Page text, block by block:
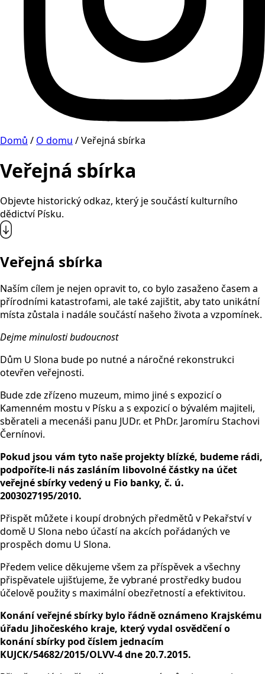
Domů / O domu /Veřejná sbírka
Veřejná sbírka
Objevte historický odkaz, který je součástí kulturního
dědictví Písku.
Veřejná sbírka
Naším cílem je nejen opravit to, co bylo zasaženo časem a
přírodními katastrofami, ale také zajištit, aby tato unikátní
místa zůstala i nadále součástí našeho života a vzpomínek.
Dejme minulosti budoucnost
Dům U Slona bude po nutné a náročné rekonstrukci
otevřen veřejnosti.
Bude zde zřízeno muzeum, mimo jiné s expozicí o
Kamenném mostu v Písku a s expozicí o bývalém majiteli,
sběrateli a mecenáši panu JUDr. et PhDr. Jaromíru Stachovi
Černínovi.
Pokud jsou vám tyto naše projekty blízké, budeme rádi,
podpoříte-li nás zasláním libovolné částky na účet
veřejné sbírky vedený u Fio banky, č. ú.
2003027195/2010.
Přispět můžete i koupí drobných předmětů v Pekařství v
domě U Slona nebo účastí na akcích pořádaných ve
prospěch domu U Slona.
Předem velice děkujeme všem za příspěvek a všechny
přispěvatele ujišťujeme, že vybrané prostředky budou
účelově použity s maximální obezřetností a efektivitou.
Konání veřejné sbírky bylo řádně oznámeno Krajskému
úřadu Jihočeského kraje, který vydal osvědčení o
konání sbírky pod číslem jednacím
KUJCK/54682/2015/OLVV-4 dne 20.7.2015.